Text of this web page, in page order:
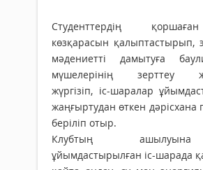
Студенттердің
көзқарасын қалыптастырып,
мәдениетті дамытуға
мүшелерінің зерттеу
жүргізіп, іс-шаралар
жаңғыртудан өткен дәрісхана
беріліп отыр.
Клубтың
ұйымдастырылған іс-шарада